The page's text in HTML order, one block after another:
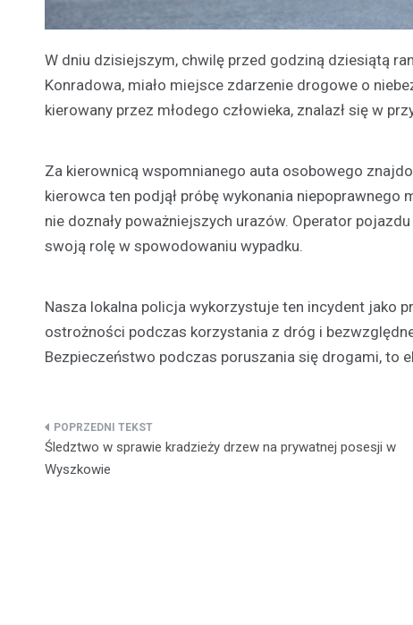
W dniu dzisiejszym, chwilę przed godziną dziesiątą
Konradowa, miało miejsce zdarzenie drogowe o
kierowany przez młodego człowieka, znalazł się w
Za kierownicą wspomnianego auta osobowego
kierowca ten podjął próbę wykonania
nie doznały poważniejszych urazów. Operator
swoją rolę w spowodowaniu wypadku.
Nasza lokalna policja wykorzystuje ten incydent jako
ostrożności podczas korzystania z dróg i
Bezpieczeństwo podczas poruszania się drogami, to
Nawigacja
wpisu
Śledztwo w sprawie kradzieży drzew na prywatnej posesji w
Wyszkowie